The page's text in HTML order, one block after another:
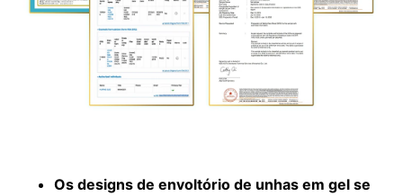
Os designs de envoltório de unhas em gel se